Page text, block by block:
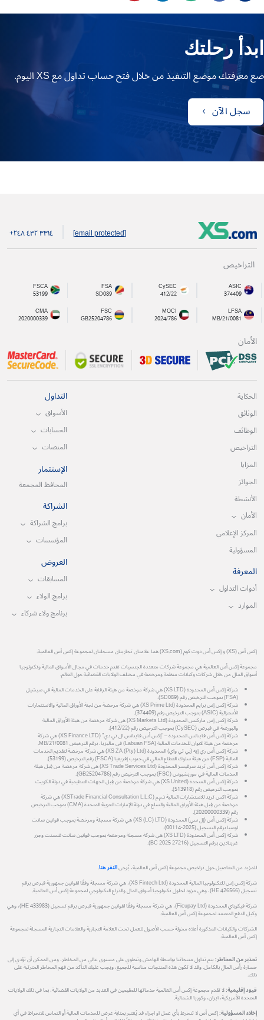
ابدأ رحلتك
ضع معرفتك موضع التنفيذ من خلال فتح حساب تداول مع XS اليوم.
سجل الآن
[email protected] +۲٤۸ ٤۳۲ ۳۳۱٤
التراخيص
ASIC
374409
CySEC
412/22
FSA
SD089
FSCA
53199
LFSA
MB/21/0081
MOCI
2024/786
FSC
GB25204786
CMA
2020000339
الأمان
الحكاية
الوثائق
الوظائف
التراخيص
المزايا
الجوائز
الأنشطة
الأمان
المركز الإعلامي
المسؤولية
المعرفة
أدوات التداول
الموارد
التداول
الأسواق
الحسابات
المنصات
الإستثمار
المحافظ المجمعة
الشراكة
برامج الشراكة
المؤسسات
العروض
المسابقات
برامج الولاء
برنامج ولاء شركاء
إكس أس (XS) و إكس أس دوت كوم (XS.com) هما علامتان تجاريتان مسجلتان لمجموعة إكس أس العالمية.
مجموعة إكس أس العالمية هي مجموعة شركات متعددة الجنسيات تقدم خدمات في مجال الأسواق المالية وتكنولوجيا
أسواق المال من خلال شركات وكيانات منظمة ومرخصة في مختلف الولايات القضائية حول العالم.
شركة إكس أس المحدودة (XS LTD) هي شركة مرخصة من هيئة الرقابة على الخدمات المالية في سيشيل
(FSA) بموجب الترخيص رقم (SD089).
شركة إكس إس برايم المحدودة (XS Prime Ltd) هي شركة مرخصة من لجنة الأوراق المالية والاستثمارات
الأسترالية (ASIC) بموجب الترخيص رقم (374409).
شركة إكس إس ماركتس المحدودة (XS Markets Ltd) هي شركة مرخصة من هيئة الأوراق المالية
والبورصة في قبرص (CySEC) بموجب الترخيص رقم (412/22).
شركة إكس أس فاينانس المحدودة – "إكس أس فاينانس ال تي دي" (XS Finance LTD) هي شركة
مرخصة من هيئة لابوان للخدمات المالية (Labuan FSA) في ماليزيا، برقم الترخيص MB/21/0081.
شركة إكس أس زي إيه (بي تي واي) المحدودة (XS ZA (Pty) Ltd) هي شركة مرخصة لتقديم الخدمات
المالية (FSP) من هيئة سلوك القطاع المالي في جنوب إفريقيا (FSCA) رقم الترخيص (53199).
شركة إكس أس تريد سرفيسز المحدودة (XS Trade Services Ltd) هي شركة مرخصة من قِبل هيئة
الخدمات المالية في موريشيوس (FSC) بموجب الترخيص رقم (GB25204786).
شركة إكس أس المتحدة (XS United) هي شركة مرخصة من قِبل الجهات التنظيمية في دولة الكويت
بموجب الترخيص رقم (513918).
شركة اكس تريد للاستشارات المالية ذ.م.م (XSTrade Financial Consultation L.L.C) هي شركة
مرخصة من قِبل هيئة الأوراق المالية والسلع في دولة الإمارات العربية المتحدة (CMA) بموجب الترخيص
رقم (20200000339).
شركة إكس أس (إل سي) المحدودة (XS (LC) LTD) هي شركة مسجلة ومرخصة بموجب قوانين سانت
لوسيا برقم التسجيل (2025-00114).
شركة إكس أس المحدودة (XS LTD) هي شركة مسجلة ومرخصة بموجب قوانين سانت فنسنت وجزر
غرينادين برقم التسجيل (27216 BC 2025).
للمزيد من التفاصيل حول تراخيص مجموعة إكس أس العالمية، يُرجىالنقر هنا.
شركة إكس إس للتكنولوجيا المالية المحدودة (XS Fintech Ltd)، هي شركة مسجلة وفقًا لقوانين جمهورية قبرص برقم
تسجيل (HE 426566)، وهي مزود لحلول تكنولوجيا أسواق المال والذراع التكنولوجي لمجموعة إكس أس العالمية.
شركة فيكوباي المحدودة (Ficupay Ltd)، هي شركة مسجلة وفقًا لقوانين جمهورية قبرص برقم تسجيل (HE 433983)، وهي
وكيل الدفع المعتمد لمجموعة إكس أس العالمية.
الشركات والكيانات المذكورة أعلاه مخولة حسب الأصول للعمل تحت العلامة التجارية والعلامات التجارية المسجلة لمجموعة
إكس أس العالمية.
تحذير من المخاطر:يتم تداول منتجاتنا بواسطة الهامش وتنطوي على مستوى عالي من المخاطر، ومن الممكن أن تؤدي إلى
خسارة رأس المال بالكامل. وقد لا تكون هذه المنتجات مناسبة للجميع، ويجب عليك التأكد من فهم المخاطر المترتبة على
ذلك.
قيود إقليمية:لا تقدم مجموعة إكس أس العالمية خدماتها للمقيمين في العديد من الولايات القضائية، بما في ذلك الولايات
المتحدة الأمريكية، ايران، وكوريا الشمالية.
إخلاء المسؤولية:إكس أس لا تنخرط بأي عمل او اجراء قد يُعتبر بمثابة عرض للخدمات المالية أو التماس للانخراط في أي